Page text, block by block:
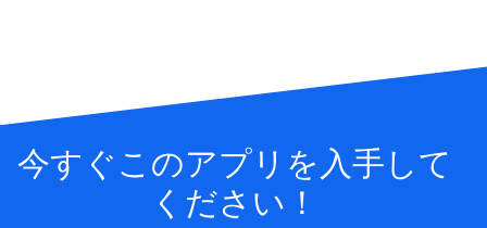
今すぐこのアプリを入手して
ください！